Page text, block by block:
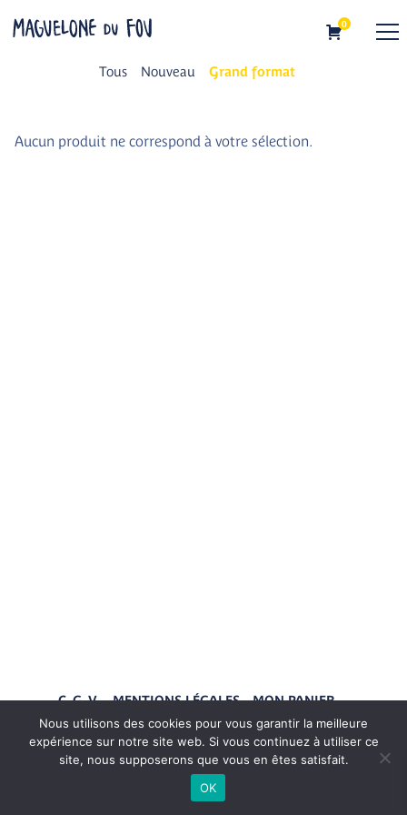
0
Tous Nouveau Grand format
Aucun produit ne correspond à votre sélection.
C. G. V. MENTIONS LÉGALES
MON PANIER
MON COMPTE
Me suivre sur Instagram
Maguelone du Fou © 2026 - Illustratrice - Développé par
Nous utilisons des cookies pour vous garantir la meilleure
expérience sur notre site web. Si vous continuez à utiliser ce
site, nous supposerons que vous en êtes satisfait.
OK